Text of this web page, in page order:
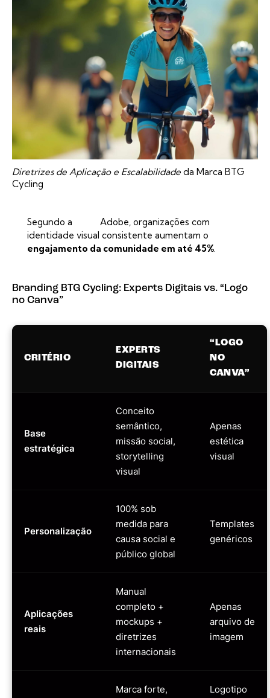
Diretrizes de Aplicação e Escalabilidade da Marca BTG
Cycling
Segundo a Adobe, organizações com
identidade visual consistente aumentam o
engajamento da comunidade em até 45%.
Branding BTG Cycling: Experts Digitais vs. “Logo
no Canva”
CRITÉRIO
EXPERTS
DIGITAIS
“LOGO
NO
CANVA”
Base
estratégica
Conceito
semântico,
missão social,
storytelling
visual
Apenas
estética
visual
Personalização
100% sob
medida para
causa social e
público global
Templates
genéricos
Aplicações
reais
Manual
completo +
mockups +
diretrizes
internacionais
Apenas
arquivo de
imagem
Marca forte,
Logotipo